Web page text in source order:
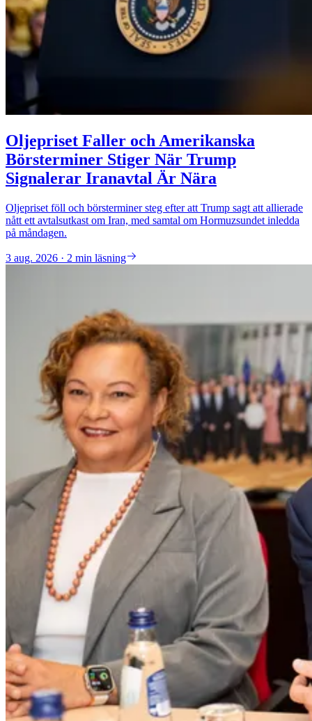
Oljepriset Faller och Amerikanska
Börsterminer Stiger När Trump
Signalerar Iranavtal Är Nära
Oljepriset föll och börsterminer steg efter att Trump sagt att allierade
nått ett avtalsutkast om Iran, med samtal om Hormuzsundet inledda
på måndagen.
3 aug. 2026 · 2 min läsning